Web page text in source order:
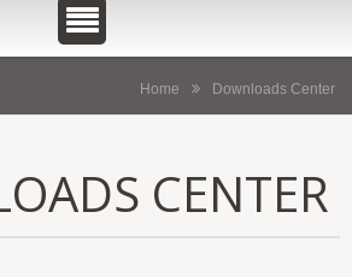
Home Downloads Center
CENTER